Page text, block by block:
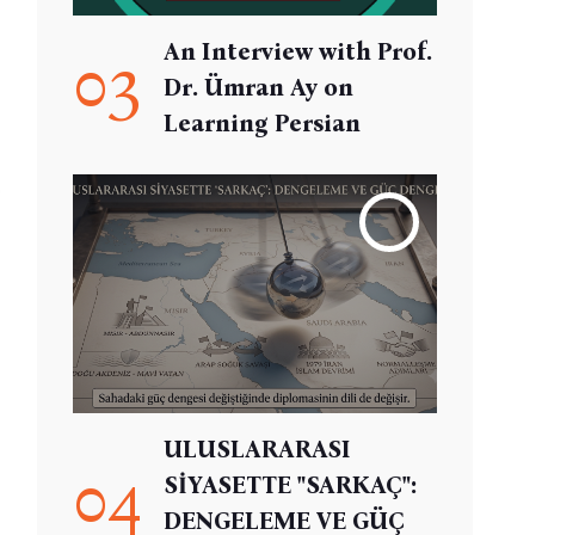
03
An Interview with Prof.
Dr. Ümran Ay on
Learning Persian
04
ULUSLARARASI
SİYASETTE "SARKAÇ":
DENGELEME VE GÜÇ